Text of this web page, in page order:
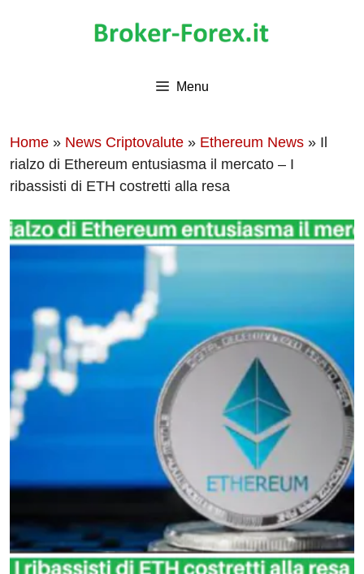
Menu
Home » News Criptovalute » Ethereum News » Il
rialzo di Ethereum entusiasma il mercato – I
ribassisti di ETH costretti alla resa